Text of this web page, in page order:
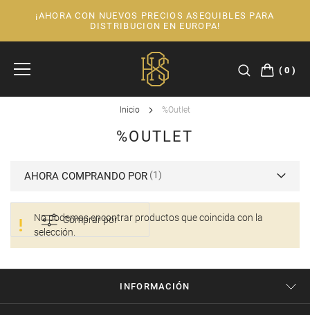
¡AHORA CON NUEVOS PRECIOS ASEQUIBLES PARA
DISTRIBUCION EN EUROPA!
0
Inicio %Outlet
%OUTLET
Comprar por
AHORA COMPRANDO POR
No podemos encontrar productos que coincida con la
selección.
INFORMACIÓN